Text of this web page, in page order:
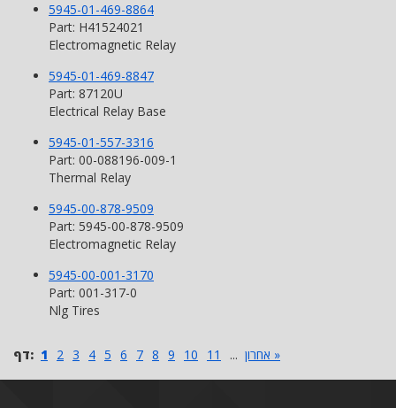
5945-01-469-8864
Part: H41524021
Electromagnetic Relay
5945-01-469-8847
Part: 87120U
Electrical Relay Base
5945-01-557-3316
Part: 00-088196-009-1
Thermal Relay
5945-00-878-9509
Part: 5945-00-878-9509
Electromagnetic Relay
5945-00-001-3170
Part: 001-317-0
Nlg Tires
דף: 1 2 3 4 5 6 7 8 9 10 11 ... אחרון »